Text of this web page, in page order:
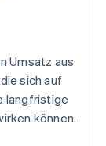
Umsatz aus
sich auf
langfristige
können.